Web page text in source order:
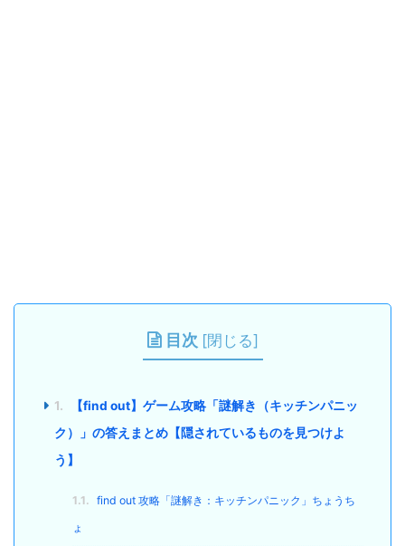
目次 [閉じる]
1.
【find out】ゲーム攻略「謎解き（キッチンパニッ
ク）」の答えまとめ【隠されているものを見つけよ
う】
1.1. find out 攻略「謎解き：キッチンパニック」ちょうち
ょ